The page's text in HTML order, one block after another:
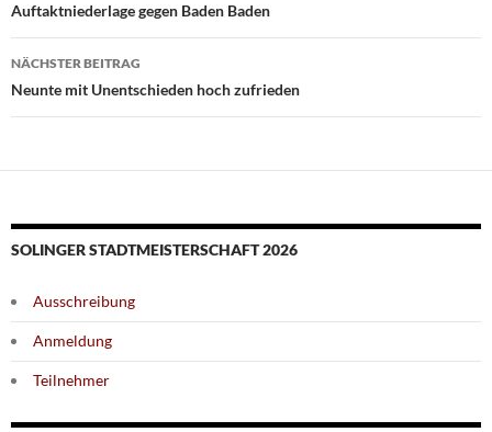
Auftaktniederlage gegen Baden Baden
NÄCHSTER BEITRAG
Neunte mit Unentschieden hoch zufrieden
SOLINGER STADTMEISTERSCHAFT 2026
Ausschreibung
Anmeldung
Teilnehmer